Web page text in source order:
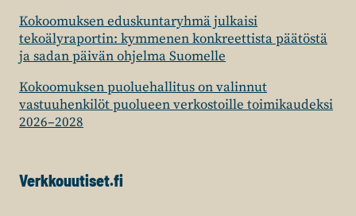
Kokoomuksen eduskuntaryhmä julkaisi
tekoälyraportin: kymmenen konkreettista päätöstä
ja sadan päivän ohjelma Suomelle
Kokoomuksen puoluehallitus on valinnut
vastuuhenkilöt puolueen verkostoille toimikaudeksi
2026–2028
Verkkouutiset.fi